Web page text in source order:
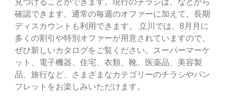
確認できます。通常の毎週のオファーに加えて、長期
ディスカウントも利用できます。 立川では、8月月に
多くの割引や特別オファーが用意されていますので、
ぜひ新しいカタログをご覧ください。スーパーマーケ
ット、電子機器、住宅、衣類、靴、医薬品、美容製
品、旅行など、さまざまなカテゴリーのチラシやパン
フレットをお楽しみいただけます。